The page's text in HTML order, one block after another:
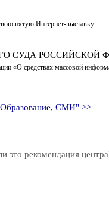
пятую Интернет-выставку
СУДА РОССИЙСКОЙ
«О средствах массовой
Образование, СМИ" >>
это рекомендация